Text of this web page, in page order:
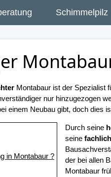
Schimmelpilz
Montabaur ist der Spezialist
nur hinzugezogen
einem Neubau gibt, doch dies
in Montabaur ?
Durch seine
seine
der bei allen
Montabaur